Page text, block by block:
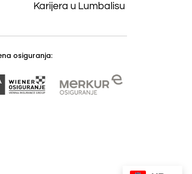
Karijera u Lumbalisu
osiguranja: